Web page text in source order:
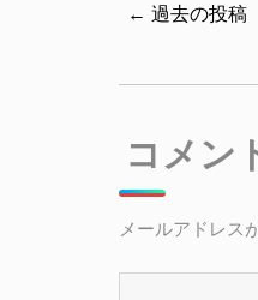
← 過去の投稿
コメン
メールアドレス